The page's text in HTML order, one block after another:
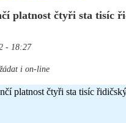
platnost čtyři sta tisíc
- 18:27
i on-line